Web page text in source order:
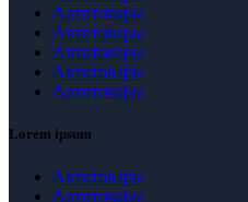
Автотовары
Автотовары
Автотовары
Автотовары
Автотовары
Lorem ipsum
Автотовары
Автотовары